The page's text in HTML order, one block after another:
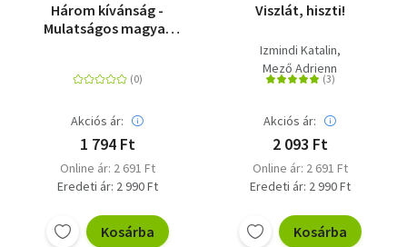
Három kívánság -
Mulatságos magyar
Akciós ár:
1 794 Ft
Online ár: 2 691 Ft
Eredeti ár: 2 990 Ft
Kosárba
Viszlát, hiszti!
Izmindi Katalin
Mező Adrienn
Akciós ár:
2 093 Ft
Online ár: 2 691 Ft
Eredeti ár: 2 990 Ft
Kosárba